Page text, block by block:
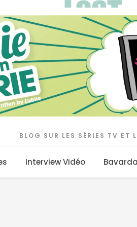
BLOG SUR LES SÉRIES TV ET
Interview Vidéo